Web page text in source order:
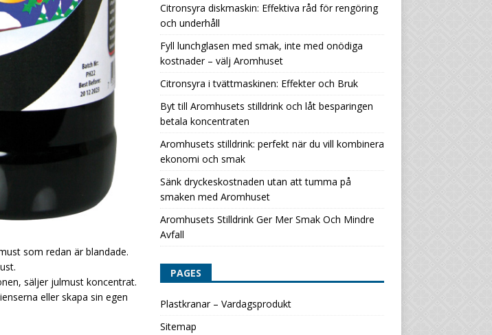
som redan är blandade.
säljer julmust koncentrat.
eller skapa sin egen
Citronsyra diskmaskin: Effektiva råd för rengöring
och underhåll
Fyll lunchglasen med smak, inte med onödiga
kostnader – välj Aromhuset
Citronsyra i tvättmaskinen: Effekter och Bruk
Byt till Aromhusets stilldrink och låt besparingen
betala koncentraten
Aromhusets stilldrink: perfekt när du vill kombinera
ekonomi och smak
Sänk dryckeskostnaden utan att tumma på
smaken med Aromhuset
Aromhusets Stilldrink Ger Mer Smak Och Mindre
Avfall
PAGES
Plastkranar – Vardagsprodukt
Sitemap